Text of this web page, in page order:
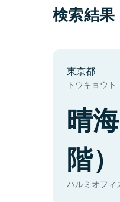
検索結果
東京都
トウキョウト
晴
階）
ハルミオフィ